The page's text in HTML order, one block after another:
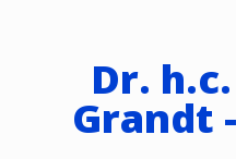
Dr.
Grandt